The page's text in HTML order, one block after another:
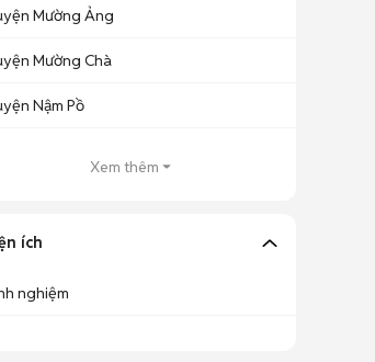
Mường Ảng
Mường Chà
Nậm Pồ
Xem thêm
ích
nghiệm